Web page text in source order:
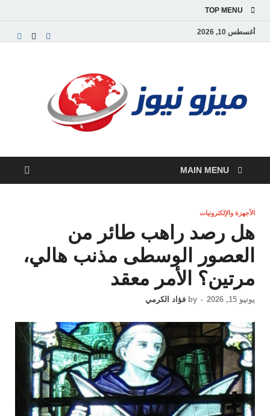
TOP MENU
أغسطس 10, 2026
MAIN MENU
الأجهزة والإلكترونيات
هل رصد راهب طائر من
العصور الوسطى مذنب هالي،
مرتين؟ الأمر معقد
يونيو 15, 2026 -
by فؤاد الكرمي